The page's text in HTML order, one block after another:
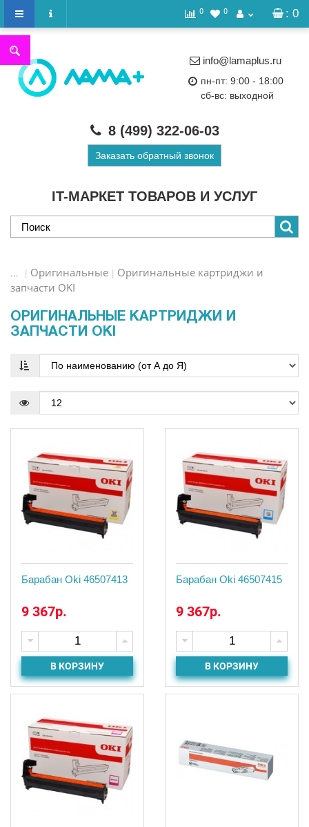
: 0
0 0
IT-МАРКЕТ ТОВАРОВ И УСЛУГ
info@lamaplus.ru
пн-пт: 9:00 - 18:00
сб-вс: выходной
8 (499) 322-06-03
Заказать обратный звонок
... Оригинальные
Оригинальные картриджи и
запчасти OKI
ОРИГИНАЛЬНЫЕ КАРТРИДЖИ И
ЗАПЧАСТИ OKI
Барабан Oki 46507413
9 367р.
В КОРЗИНУ
Барабан Oki 46507415
9 367р.
В КОРЗИНУ